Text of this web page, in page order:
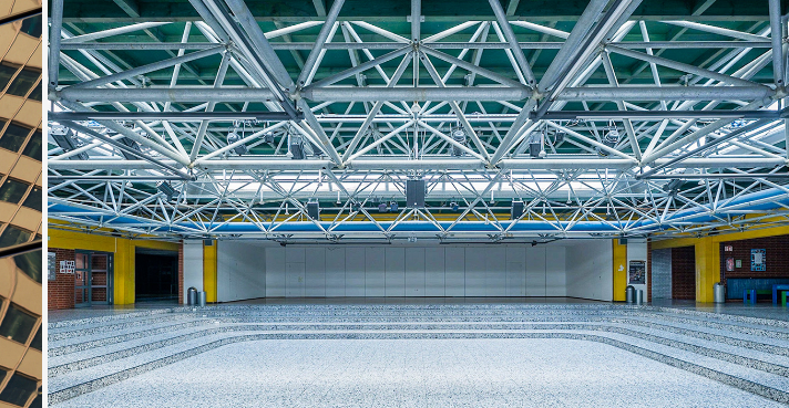
Schulräume